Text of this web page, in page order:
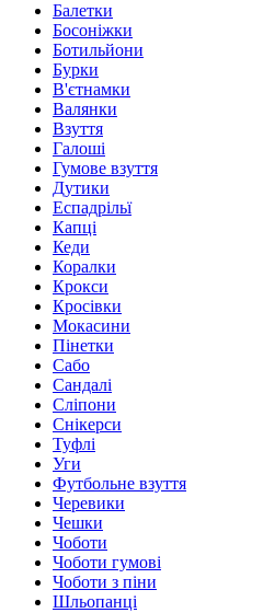
Балетки
Босоніжки
Ботильйони
Бурки
В'єтнамки
Валянки
Взуття
Галоші
Гумове взуття
Дутики
Еспадрільї
Капці
Кеди
Коралки
Крокси
Кросівки
Мокасини
Пінетки
Сабо
Сандалі
Сліпони
Снікерси
Туфлі
Уги
Футбольне взуття
Черевики
Чешки
Чоботи
Чоботи гумові
Чоботи з піни
Шльопанці